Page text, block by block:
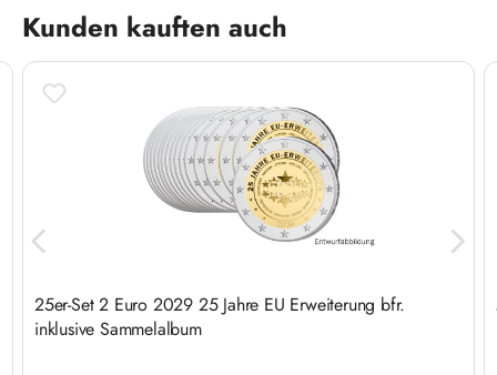
Produktgalerie überspringen
Kunden kauften auch
25er-Set 2 Euro 2029 25 Jahre EU Erweiterung bfr.
inklusive Sammelalbum